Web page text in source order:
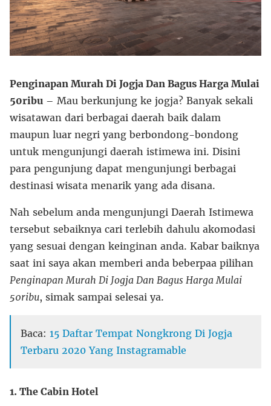
Penginapan Murah Di Jogja Dan Bagus Harga Mulai
50ribu – Mau berkunjung ke jogja? Banyak sekali
wisatawan dari berbagai daerah baik dalam
maupun luar negri yang berbondong-bondong
untuk mengunjungi daerah istimewa ini. Disini
para pengunjung dapat mengunjungi berbagai
destinasi wisata menarik yang ada disana.
Nah sebelum anda mengunjungi Daerah Istimewa
tersebut sebaiknya cari terlebih dahulu akomodasi
yang sesuai dengan keinginan anda. Kabar baiknya
saat ini saya akan memberi anda beberpaa pilihan
Penginapan Murah Di Jogja Dan Bagus Harga Mulai
50ribu, simak sampai selesai ya.
Baca: 15 Daftar Tempat Nongkrong Di Jogja
Terbaru 2020 Yang Instagramable
1. The Cabin Hotel